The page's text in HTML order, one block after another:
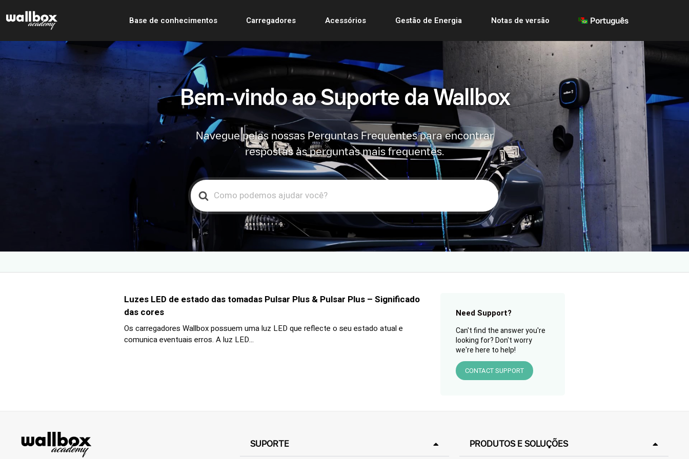
Base de conhecimentos Carregadores Acessórios Gestão de Energia Notas de versão Português
Bem-vindo ao Suporte da Wallbox
Navegue pelas nossas Perguntas Frequentes para encontrar
respostas às perguntas mais frequentes.
Search
For
Luzes LED de estado das tomadas Pulsar Plus & Pulsar Plus – Significado
das cores
Os carregadores Wallbox possuem uma luz LED que reflecte o seu estado atual e
comunica eventuais erros. A luz LED...
Need Support?
Can't find the answer you're
looking for? Don't worry
we're here to help!
CONTACT SUPPORT
SUPORTE PRODUTOS E SOLUÇÕES